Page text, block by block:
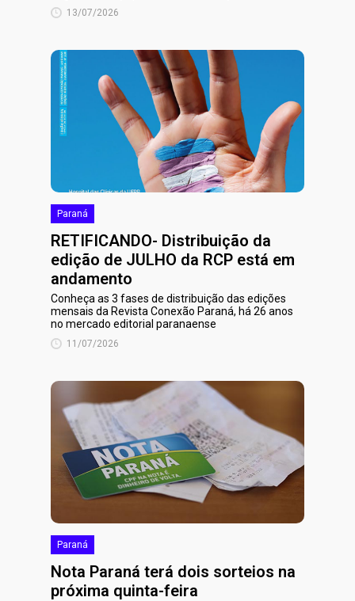
13/07/2026
Paraná
RETIFICANDO- Distribuição da
edição de JULHO da RCP está em
andamento
Conheça as 3 fases de distribuição das edições
mensais da Revista Conexão Paraná, há 26 anos
no mercado editorial paranaense
11/07/2026
Paraná
Nota Paraná terá dois sorteios na
próxima quinta-feira